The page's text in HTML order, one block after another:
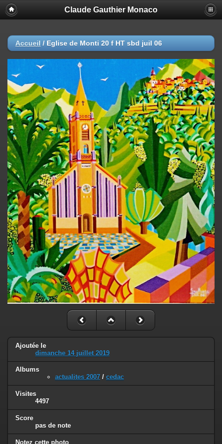
Claude Gauthier Monaco
Accueil / Eglise de Monti 20 f HT sbd juil 06
Ajoutée le
dimanche 14 juillet 2019
Albums
actualites 2007 / cedac
Visites
4497
Score
pas de note
Notez cette photo